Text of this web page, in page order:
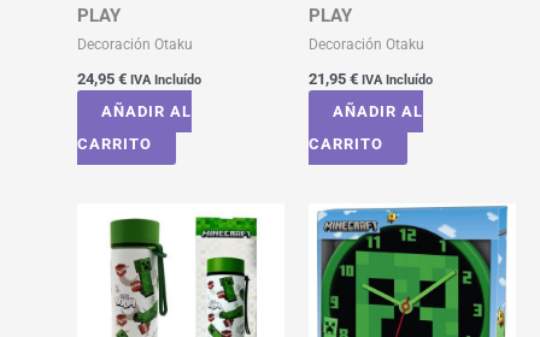
PLAY
Decoración Otaku
24,95 € IVA Incluído
AÑADIR AL
CARRITO
PLAY
Decoración Otaku
21,95 € IVA Incluído
AÑADIR AL
CARRITO